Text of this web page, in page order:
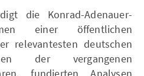
die Konrad-Adenauer-
einer öffentlichen
relevantesten deutschen
der vergangenen
fundierten Analysen